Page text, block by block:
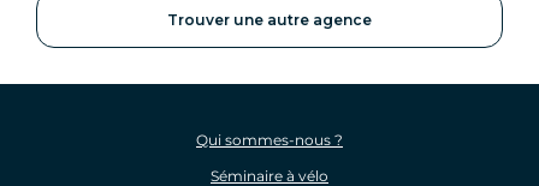
Trouver une autre agence
Qui sommes-nous ?
Séminaire à vélo